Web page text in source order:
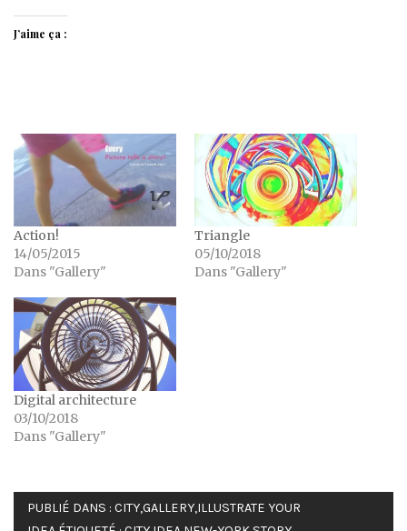
J’aime ça :
Action!
14/05/2015
Dans "Gallery"
Triangle
05/10/2018
Dans "Gallery"
Digital architecture
03/10/2018
Dans "Gallery"
PUBLIÉ DANS : CITY,GALLERY,ILLUSTRATE YOUR